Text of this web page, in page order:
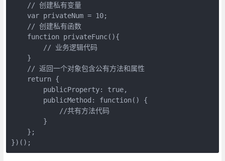
    // 创建私有变量
    var privateNum = 10;
    // 创建私有函数
    function privateFunc(){
        // 业务逻辑代码
    }
    // 返回一个对象包含公有方法和属性
    return {
        publicProperty: true,
        publicMethod: function() {
            //共有方法代码
        }
    };
})();